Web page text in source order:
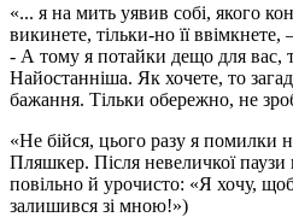
«... я на мить уявив собі, якого
викинете, тільки-но її
- А тому я потайки дещо для вас,
Найостанніша. Як хочете, то
бажання. Тільки обережно, не
«Не бійся, цього разу я помилки
Пляшкер. Після невеличкої паузи
повільно й урочисто: «Я хочу,
залишився зі мною!»)